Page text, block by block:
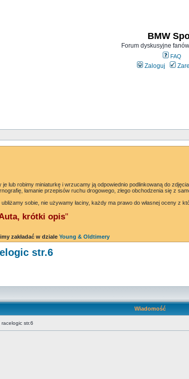
BMW
Forum dyskusyjne
FAQ
Zaloguj
lub robimy miniaturkę i wrzucamy ją odpowiednio podlinkowaną do
łamanie przepisów ruchu drogowego, złego obchodzenia się z
sobie, nie używamy łaciny, każdy ma prawo do własnej oceny z
krótki opis"
zakładać w dziale Young & Oldtimery
str.6
Wiadomość
str.6